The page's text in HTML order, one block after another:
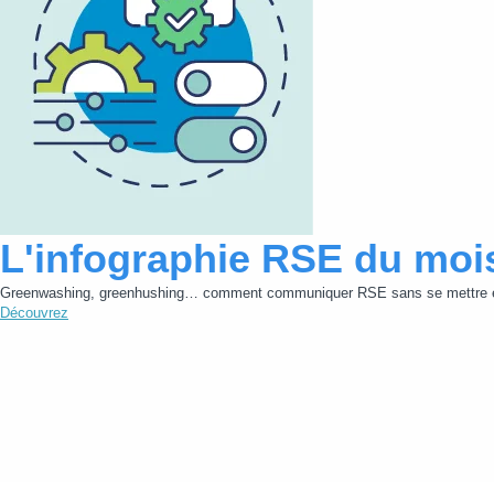
L'infographie RSE du
Greenwashing, greenhushing… comment communiquer RSE sans se mettre
Découvrez